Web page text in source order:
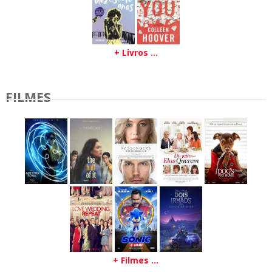
+ Livros ...
FILMES
+ Filmes ...